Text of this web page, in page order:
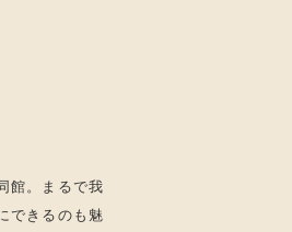
館。まるで我
できるのも魅